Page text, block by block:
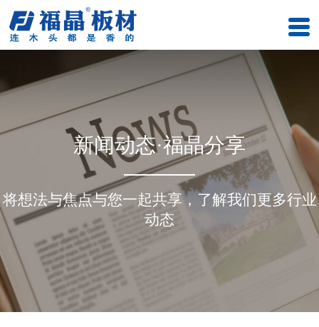
新闻动态·福晶分享
将想法与焦点与您一起共享，了解我们更多行业
动态